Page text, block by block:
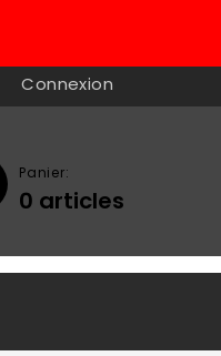
Connexion
Panier:
0 articles